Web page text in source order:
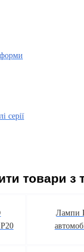
форми
серії
товари з
Лампи